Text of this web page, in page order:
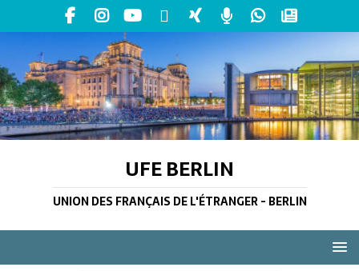
UFE BERLIN
UNION DES FRANÇAIS DE L'ÉTRANGER - BERLIN